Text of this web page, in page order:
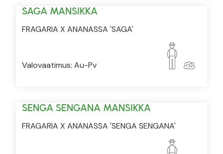
SAGA MANSIKKA
FRAGARIA X ANANASSA 'SAGA'
Valovaatimus: Au-Pv
SENGA SENGANA MANSIKKA
FRAGARIA X ANANASSA 'SENGA SENGANA'